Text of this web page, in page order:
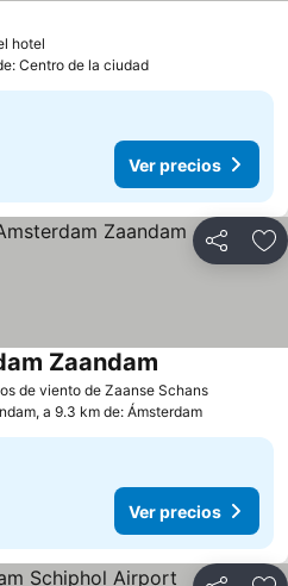
hotel
Centro de la ciudad
Ver precios
Compartir
de viento de Zaanse Schans
Zaandam
a 9.3 km de: Ámsterdam
Ver precios